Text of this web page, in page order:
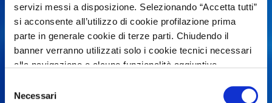
servizi messi a disposizione. Selezionando “Accetta tutti”
si acconsente all’utilizzo di cookie profilazione prima
parte in generale cookie di terze parti. Chiudendo il
banner verranno utilizzati solo i cookie tecnici necessari
alla navigazione e alcune funzionalità aggiuntive
Per conoscere i dettagli, consulta la nostra cookie policy.
delNecessari